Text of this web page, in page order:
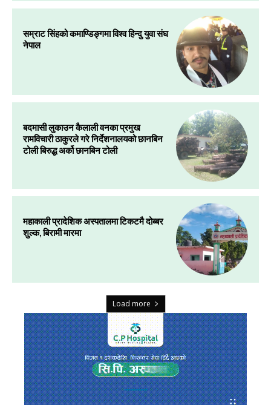
सम्राट सिंहको कमाण्डिङ्गमा विश्व हिन्दु युवा संघ
नेपाल
बदमासी लुकाउन कैलाली वनका प्रमुख
रामविचारी ठाकुरले गरे निर्देशनालयको छानबिन
टोली बिरुद्ध अर्को छानबिन टोली
महाकाली प्रादेशिक अस्पतालमा टिकटमै दोब्बर
शुल्क, बिरामी मारमा
Load more